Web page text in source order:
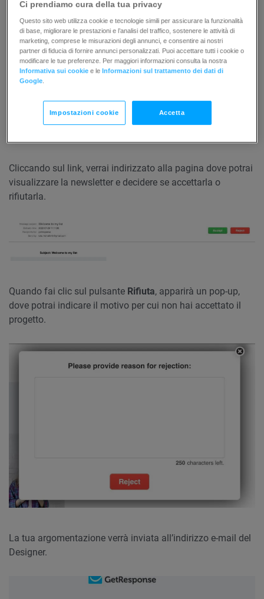
Cliccando sul link, verrai indirizzato alla pagina dove potrai
visualizzare la newsletter e decidere se accettarla o
rifiutarla.
Quando fai clic sul pulsante Rifiuta, apparirà un pop-up,
dove potrai indicare il motivo per cui non hai accettato il
progetto.
La tua argomentazione verrà inviata all’indirizzo e-mail del
Designer.
Ci prendiamo cura della tua privacy
Questo sito web utilizza cookie e tecnologie simili per assicurare la funzionalità
di base, migliorare le prestazioni e l’analisi del traffico, sostenere le attività di
marketing, comprese le misurazioni degli annunci, e consentire ai nostri
partner di fiducia di fornire annunci personalizzati. Puoi accettare tutti i cookie o
modificare le tue preferenze. Per maggiori informazioni consulta la nostra
Informativa sui cookie e leInformazioni sul trattamento dei dati di
Google
Impostazioni cookie Accetta